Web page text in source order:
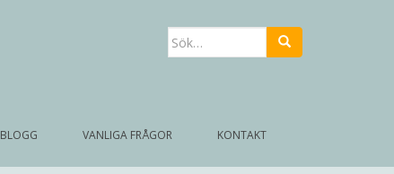
Sök
efter:
BLOGG VANLIGA FRÅGOR KONTAKT